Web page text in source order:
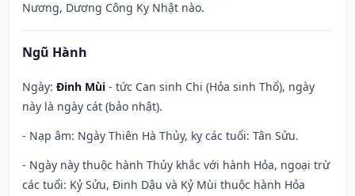
Nương, Dương Công Kỵ Nhật nào.
Ngũ Hành
Ngày: Đinh Mùi - tức Can sinh Chi (Hỏa sinh Thổ), ngày
này là ngày cát (bảo nhật).
- Nạp âm: Ngày Thiên Hà Thủy, kỵ các tuổi: Tân Sửu.
- Ngày này thuộc hành Thủy khắc với hành Hỏa, ngoại trừ
các tuổi: Kỷ Sửu, Đinh Dậu và Kỷ Mùi thuộc hành Hỏa